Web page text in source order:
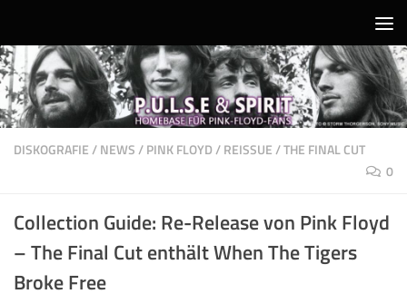
DISKOGRAFIE/NEWS/PINK FLOYD/REISSUE/THE FINAL CUT
0
Collection Guide: Re-Release von Pink Floyd
– The Final Cut enthält When The Tigers
Broke Free